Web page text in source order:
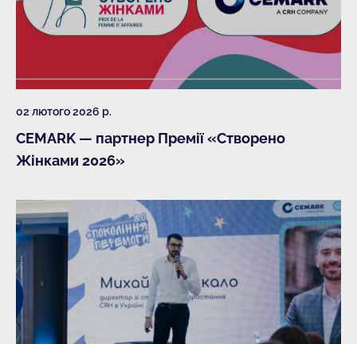
02 лютого 2026 р.
CEMARK — партнер Премії «Створено
Жінками 2026»